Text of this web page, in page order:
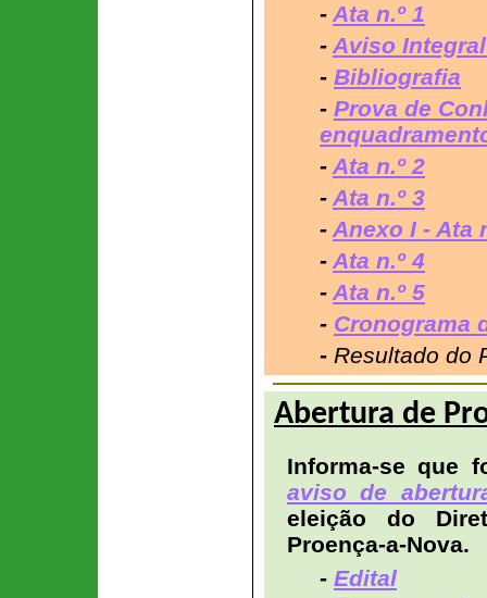
- Ata n.º 1
- Aviso
- Bibliografia
- Prova de
- Ata n.º 2
- Ata n.º 3
- Anexo I - Ata
- Ata n.º 4
- Ata n.º 5
- Cronograma
- Resultado do
Abertura de
Informa-se que
aviso de
eleição do
Proença-a-Nova.
- Edital